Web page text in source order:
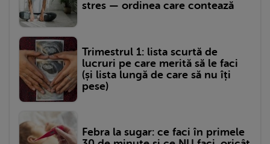
stres — ordinea care contează
Trimestrul 1: lista scurtă de
lucruri pe care merită să le faci
(și lista lungă de care să nu îți
pese)
Febra la sugar: ce faci în primele